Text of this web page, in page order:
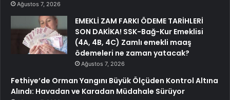
Ağustos 7, 2026
EMEKLİ ZAM FARKI ÖDEME TARİHLERİ
SON DAKİKA! SSK-Bağ-Kur Emeklisi
(4A, 4B, 4C) Zamlı emekli maaş
ödemeleri ne zaman yatacak?
Ağustos 7, 2026
Fethiye’de Orman Yangını Büyük Ölçüden Kontrol Altına
Alındı: Havadan ve Karadan Müdahale Sürüyor